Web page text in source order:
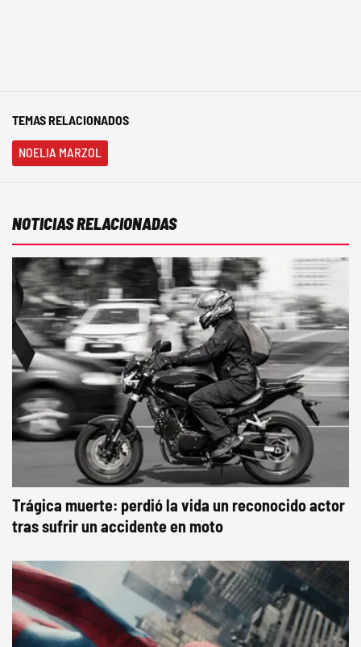
TEMAS RELACIONADOS
NOELIA MARZOL
NOTICIAS RELACIONADAS
Trágica muerte: perdió la vida un reconocido actor
tras sufrir un accidente en moto